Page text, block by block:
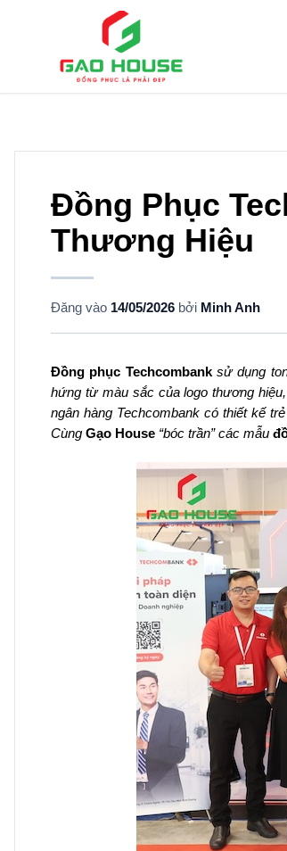
Đồng Phục
Thương Hiệu
Đăng vào 14/05/2026 bởi Minh Anh
Đồng phục Techcombanksử dụng
hứng từ màu sắc của logo thương
ngân hàng Techcombank có thiết kế
Cùng Gạo House “bóc trần” các mẫu